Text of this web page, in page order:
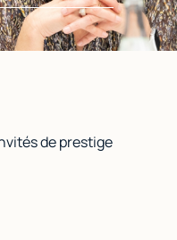
de prestige